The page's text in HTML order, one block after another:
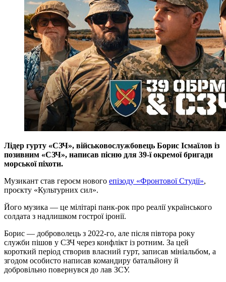
Лідер гурту «СЗЧ», військовослужбовець Борис Ісмаїлов із
позивним «СЗЧ», написав пісню для 39-ї окремої бригади
морської піхоти.
Музикант став героєм нового епізоду «Фронтової Студії»,
проєкту «Культурних сил».
Його музика — це мілітарі панк-рок про реалії українського
солдата з надлишком гострої іронії.
Борис — доброволець з 2022-го, але після півтора року
служби пішов у СЗЧ через конфлікт із ротним. За цей
короткий період створив власний гурт, записав мініальбом, а
згодом особисто написав командиру батальйону й
добровільно повернувся до лав ЗСУ.